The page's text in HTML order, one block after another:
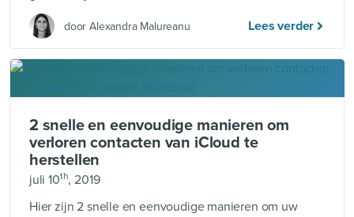
door Alexandra Malureanu Lees verder
2 snelle en eenvoudige manieren om
verloren contacten van iCloud te
herstellen
juli 10th, 2019
Hier zijn 2 snelle en eenvoudige manieren om uw